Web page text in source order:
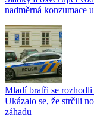
nadměrná konzumace
Mladí bratři se
Ukázalo se, že strčili
záhadu